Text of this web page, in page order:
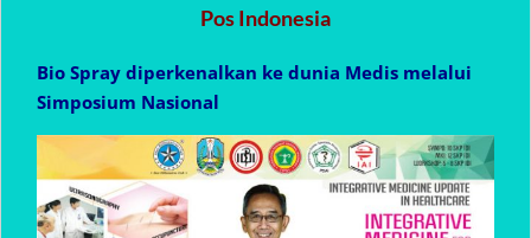
Pos Indonesia
Bio Spray diperkenalkan ke dunia Medis melalui
Simposium Nasional